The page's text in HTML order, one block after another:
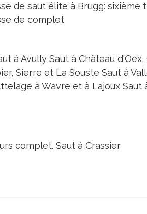
de saut élite à Brugg:
de complet
à Avully Saut à Château
Sierre et La Souste Saut à
à Wavre et à Lajoux Saut
complet. Saut à Crassier